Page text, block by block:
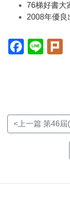
76梯好書大
2008年優良
Facebook(另
開
Line(另
開
<上一篇 第46屆